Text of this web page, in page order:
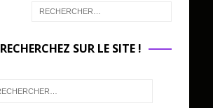
RECHERCHEZ SUR LE SITE !